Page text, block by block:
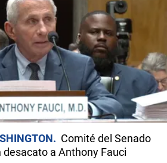
Comité del Senado
desacato a Anthony Fauci